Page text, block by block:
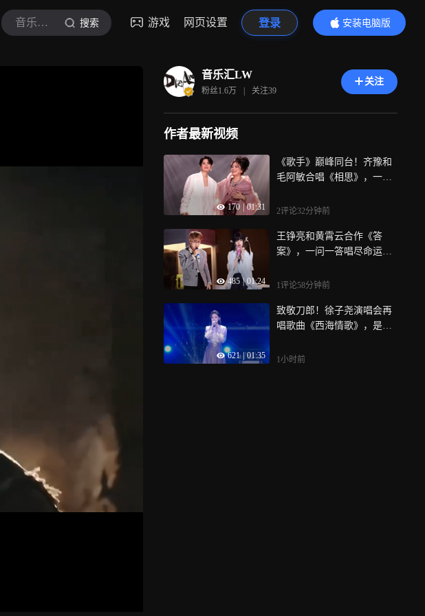
音乐汇LW 搜索 游戏 网页设置 登录
安装电脑版
内容更精彩
音乐汇LW
粉丝1.6万 | 关注39
关注
作者最新视频
170 01:31
《歌手》巅峰同台！齐豫和
毛阿敏合唱《相思》，一曲
2评论32分钟前
485 | 01:24
王铮亮和黄霄云合作《答
案》，一问一答唱尽命运悲
1评论58分钟前
621 01:35
致敬刀郎！徐子尧演唱会再
唱歌曲《西海情歌》，是谁
1小时前